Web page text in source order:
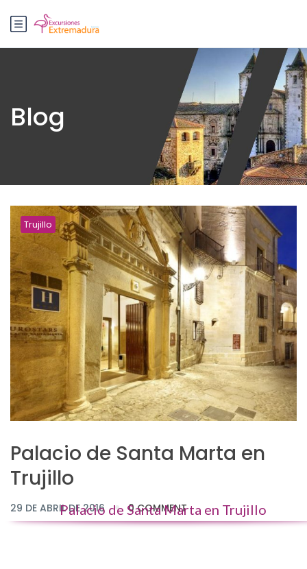
Blog
Trujillo
Palacio de Santa Marta en
Trujillo
29 DE ABRIL DE 2016 0 COMMENT
Palacio de Santa Marta en Trujillo